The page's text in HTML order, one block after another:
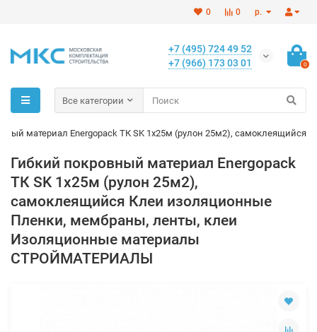
р.
0
0
+7 (495) 724 49 52
+7 (966) 173 03 01
0
Все категории
материал Energopack ТК SK 1х25м (рулон 25м2), самоклеящийся
Гибкий покровный материал Energopack
ТК SK 1х25м (рулон 25м2),
самоклеящийся Клеи изоляционные
Пленки, мембраны, ленты, клеи
Изоляционные материалы
СТРОЙМАТЕРИАЛЫ